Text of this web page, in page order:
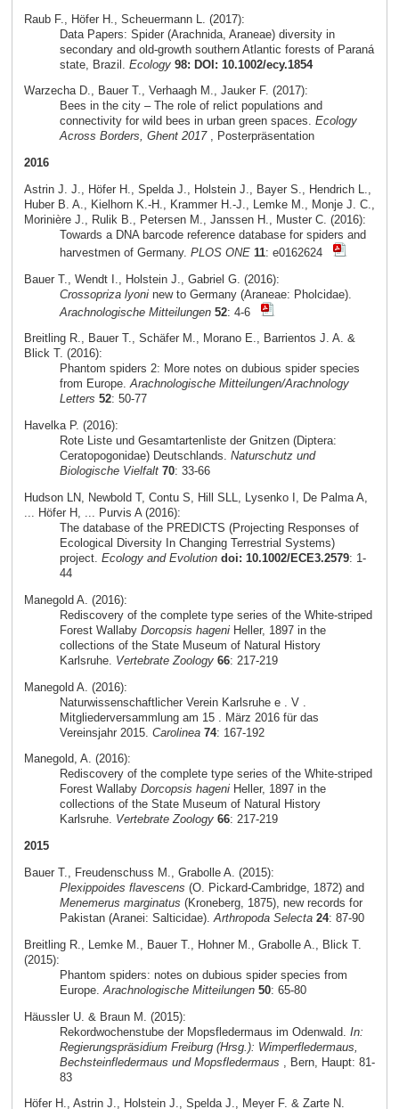
Raub F., Höfer H., Scheuermann L. (2017):
Data Papers: Spider (Arachnida, Araneae) diversity in
secondary and old-growth southern Atlantic forests of Paraná
state, Brazil. Ecology 98: DOI: 10.1002/ecy.1854
Warzecha D., Bauer T., Verhaagh M., Jauker F. (2017):
Bees in the city – The role of relict populations and
connectivity for wild bees in urban green spaces. Ecology
Across Borders, Ghent 2017, Posterpräsentation
2016
Astrin J. J., Höfer H., Spelda J., Holstein J., Bayer S., Hendrich L.,
Huber B. A., Kielhorn K.-H., Krammer H.-J., Lemke M., Monje J. C.,
Morinière J., Rulik B., Petersen M., Janssen H., Muster C. (2016):
Towards a DNA barcode reference database for spiders and
harvestmen of Germany. PLOS ONE 11: e0162624
Bauer T., Wendt I., Holstein J., Gabriel G. (2016):
Crossopriza lyoninew to Germany (Araneae: Pholcidae).
Arachnologische Mitteilungen 52: 4-6
Breitling R., Bauer T., Schäfer M., Morano E., Barrientos J. A. &
Blick T. (2016):
Phantom spiders 2: More notes on dubious spider species
from Europe.Arachnologische Mitteilungen/Arachnology
Letters 52: 50-77
Havelka P. (2016):
Rote Liste und Gesamtartenliste der Gnitzen (Diptera:
Ceratopogonidae) Deutschlands. Naturschutz und
Biologische Vielfalt 70: 33-66
Hudson LN, Newbold T, Contu S, Hill SLL, Lysenko I, De Palma A,
... Höfer H, ... Purvis A (2016):
The database of the PREDICTS (Projecting Responses of
Ecological Diversity In Changing Terrestrial Systems)
project. Ecology and Evolution doi: 10.1002/ECE3.2579: 1-
44
Manegold A. (2016):
Rediscovery of the complete type series of the White-striped
Forest Wallaby Dorcopsis hageniHeller, 1897 in the
collections of the State Museum of Natural History
Karlsruhe. Vertebrate Zoology 66: 217-219
Manegold A. (2016):
Naturwissenschaftlicher Verein Karlsruhe e . V .
Mitgliederversammlung am 15 . März 2016 für das
Vereinsjahr 2015. Carolinea 74: 167-192
Manegold, A. (2016):
Rediscovery of the complete type series of the White-striped
Forest Wallaby Dorcopsis hageniHeller, 1897 in the
collections of the State Museum of Natural History
Karlsruhe. Vertebrate Zoology 66: 217-219
2015
Bauer T., Freudenschuss M., Grabolle A. (2015):
Plexippoides flavescens (O. Pickard-Cambridge, 1872) and
Menemerus marginatus (Kroneberg, 1875), new records for
Pakistan (Aranei: Salticidae).Arthropoda Selecta 24: 87-90
Breitling R., Lemke M., Bauer T., Hohner M., Grabolle A., Blick T.
(2015):
Phantom spiders: notes on dubious spider species from
Europe. Arachnologische Mitteilungen 50: 65-80
Häussler U. & Braun M. (2015):
Rekordwochenstube der Mopsfledermaus im Odenwald. In:
Regierungspräsidium Freiburg (Hrsg.): Wimperfledermaus,
Bechsteinfledermaus und Mopsfledermaus , Bern, Haupt: 81-
83
Höfer H., Astrin J., Holstein J., Spelda J., Meyer F. & Zarte N.